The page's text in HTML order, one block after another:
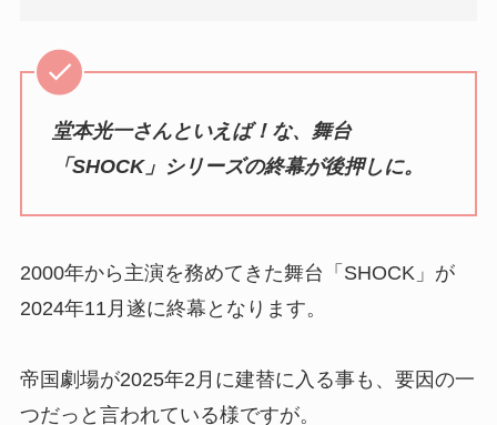
堂本光一さんといえば！な、舞台
「SHOCK」シリーズの終幕が後押しに。
2000年から主演を務めてきた舞台「SHOCK」が
2024年11月遂に終幕となります。
帝国劇場が2025年2月に建替に入る事も、要因の一
つだっと言われている様ですが。